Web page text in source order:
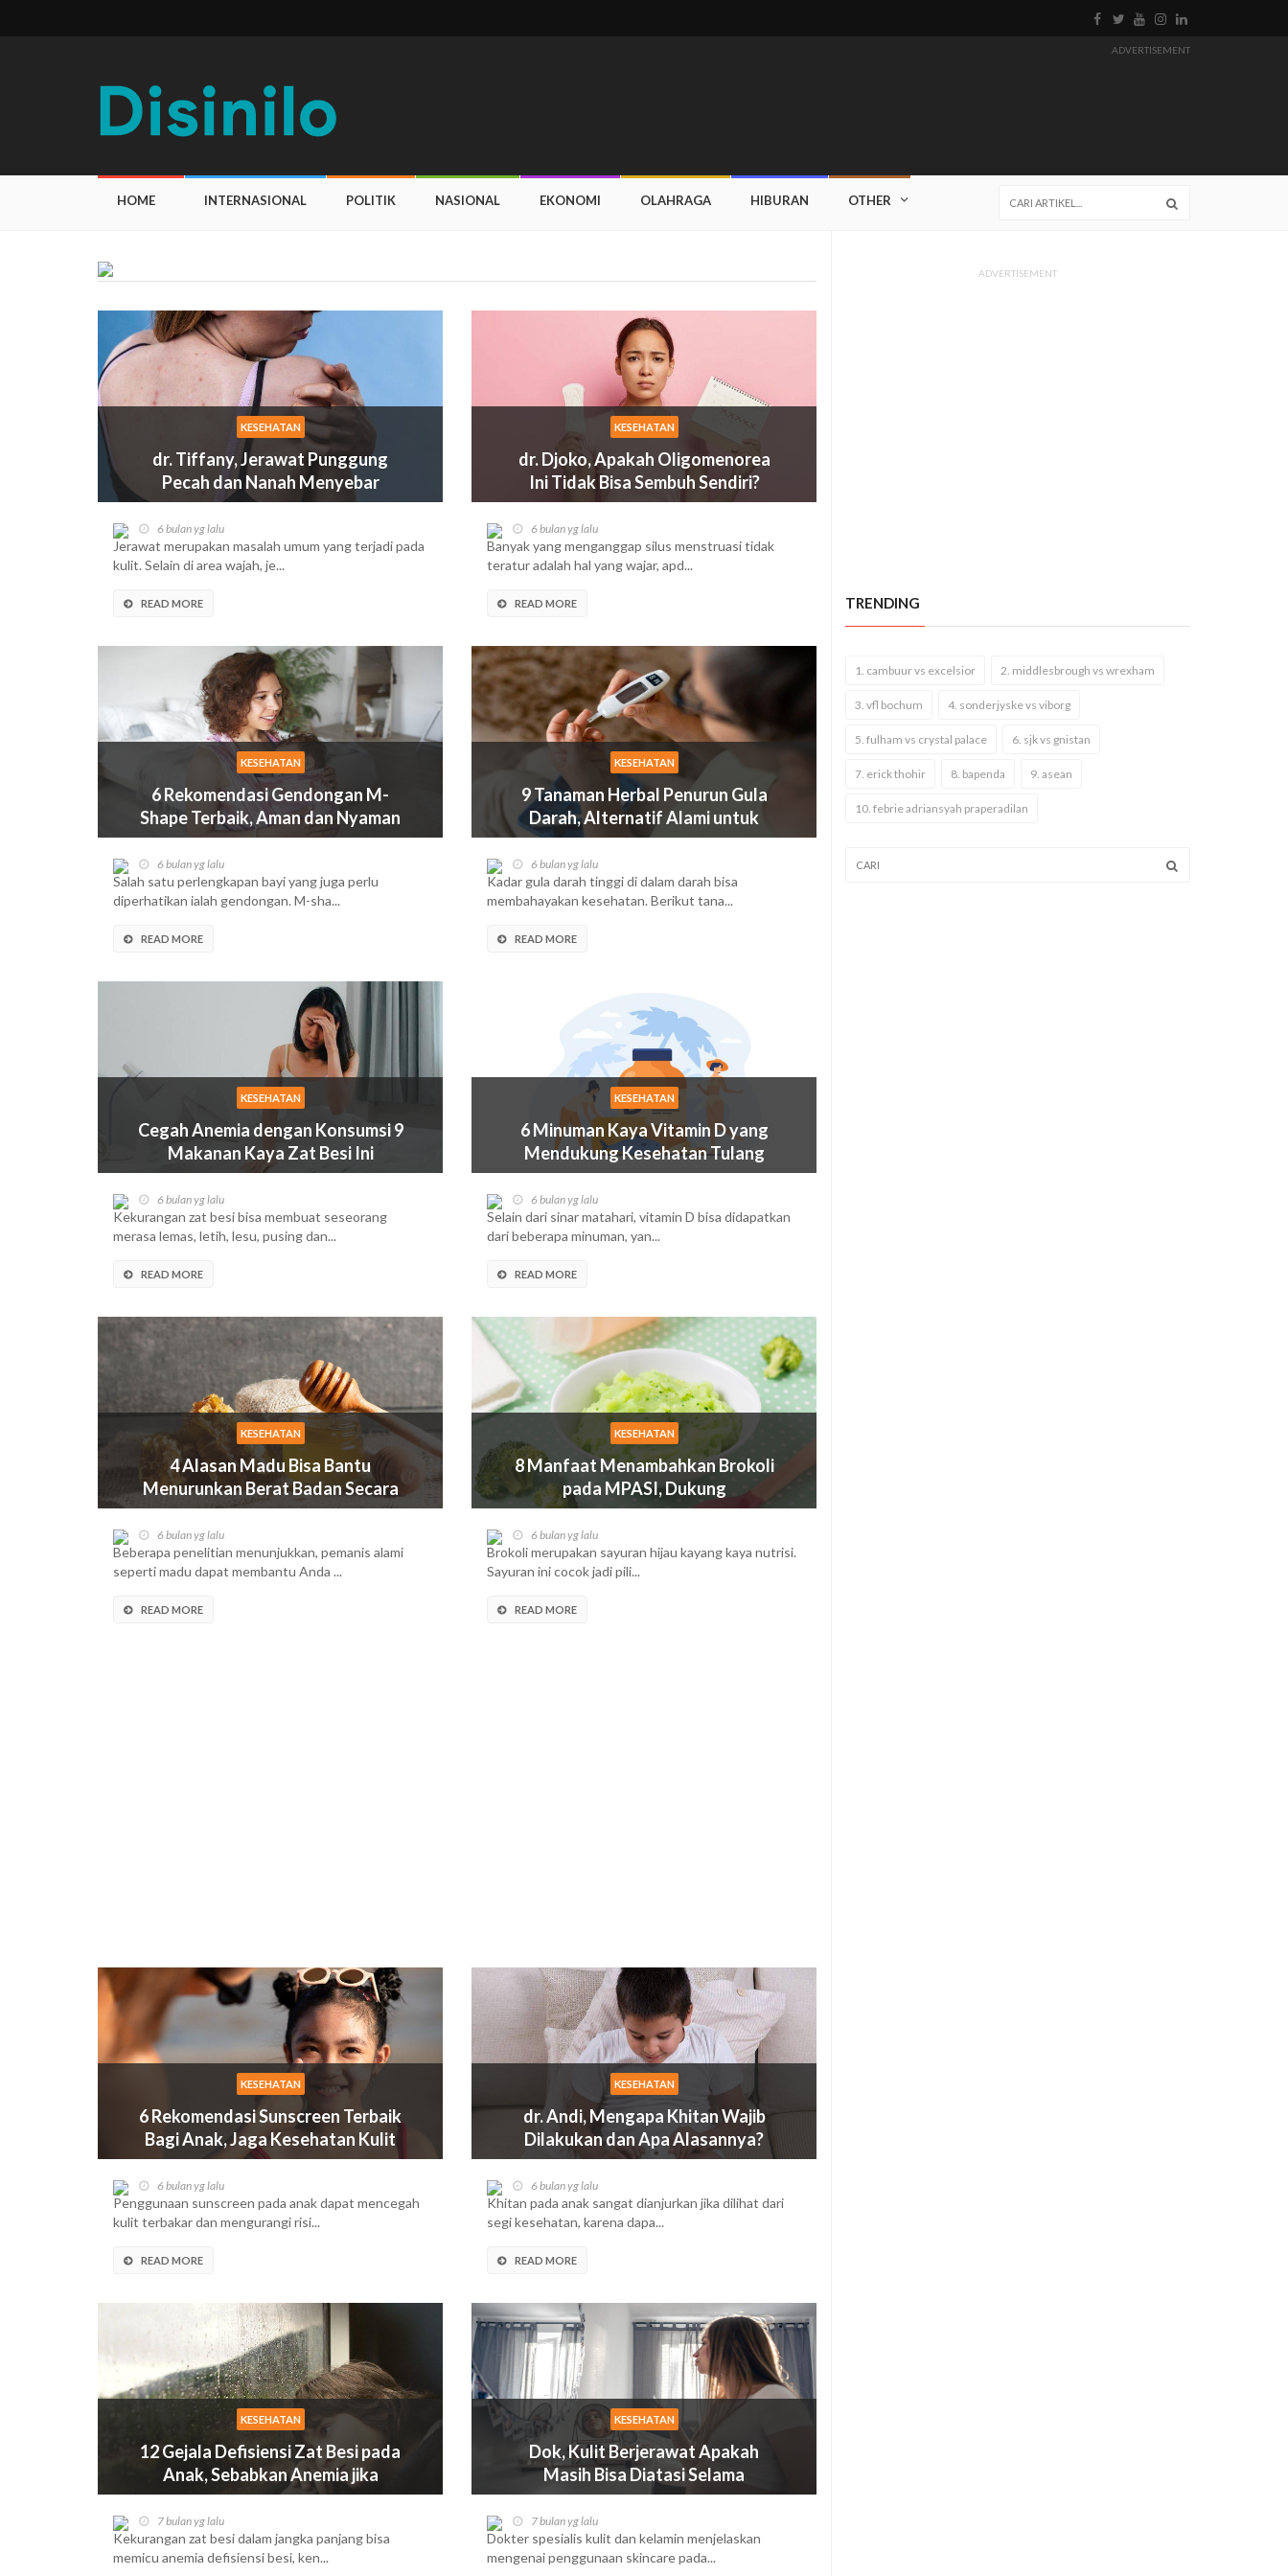
ADVERTISEMENT
HOME INTERNASIONAL POLITIK NASIONAL EKONOMI OLAHRAGA HIBURAN OTHER
KESEHATAN
dr. Tiffany, Jerawat Punggung
Pecah dan Nanah Menyebar
Apakah Bisa Menular ke Kulit
6 bulan yg lalu
Jerawat merupakan masalah umum yang terjadi pada
kulit. Selain di area wajah, je...
READ MORE
KESEHATAN
dr. Djoko, Apakah Oligomenorea
Ini Tidak Bisa Sembuh Sendiri?
6 bulan yg lalu
Banyak yang menganggap silus menstruasi tidak
teratur adalah hal yang wajar, apd...
READ MORE
KESEHATAN
6 Rekomendasi Gendongan M-
Shape Terbaik, Aman dan Nyaman
untuk Bayi
6 bulan yg lalu
Salah satu perlengkapan bayi yang juga perlu
diperhatikan ialah gendongan. M-sha...
READ MORE
KESEHATAN
9 Tanaman Herbal Penurun Gula
Darah, Alternatif Alami untuk
Diabetes
6 bulan yg lalu
Kadar gula darah tinggi di dalam darah bisa
membahayakan kesehatan. Berikut tana...
READ MORE
KESEHATAN
Cegah Anemia dengan Konsumsi 9
Makanan Kaya Zat Besi Ini
6 bulan yg lalu
Kekurangan zat besi bisa membuat seseorang
merasa lemas, letih, lesu, pusing dan...
READ MORE
KESEHATAN
6 Minuman Kaya Vitamin D yang
Mendukung Kesehatan Tulang
dan Otot
6 bulan yg lalu
Selain dari sinar matahari, vitamin D bisa didapatkan
dari beberapa minuman, yan...
READ MORE
KESEHATAN
4 Alasan Madu Bisa Bantu
Menurunkan Berat Badan Secara
Alami
6 bulan yg lalu
Beberapa penelitian menunjukkan, pemanis alami
seperti madu dapat membantu Anda ...
READ MORE
KESEHATAN
8 Manfaat Menambahkan Brokoli
pada MPASI, Dukung
Pertumbuhan si Kecil
6 bulan yg lalu
Brokoli merupakan sayuran hijau kayang kaya nutrisi.
Sayuran ini cocok jadi pili...
READ MORE
KESEHATAN
6 Rekomendasi Sunscreen Terbaik
Bagi Anak, Jaga Kesehatan Kulit
Sejak Dini
6 bulan yg lalu
Penggunaan sunscreen pada anak dapat mencegah
kulit terbakar dan mengurangi risi...
READ MORE
KESEHATAN
dr. Andi, Mengapa Khitan Wajib
Dilakukan dan Apa Alasannya?
6 bulan yg lalu
Khitan pada anak sangat dianjurkan jika dilihat dari
segi kesehatan, karena dapa...
READ MORE
KESEHATAN
12 Gejala Defisiensi Zat Besi pada
Anak, Sebabkan Anemia jika
Dibiarkan
7 bulan yg lalu
Kekurangan zat besi dalam jangka panjang bisa
memicu anemia defisiensi besi, ken...
KESEHATAN
Dok, Kulit Berjerawat Apakah
Masih Bisa Diatasi Selama
Kehamilan dengan Skincare
7 bulan yg lalu
Dokter spesialis kulit dan kelamin menjelaskan
mengenai penggunaan skincare pada...
ADVERTISEMENT
TRENDING
1. cambuur vs excelsior 2. middlesbrough vs wrexham
3. vfl bochum 4. sonderjyske vs viborg
5. fulham vs crystal palace 6. sjk vs gnistan
7. erick thohir 8. bapenda 9. asean
10. febrie adriansyah praperadilan